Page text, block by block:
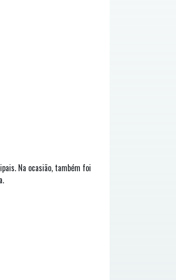
Na ocasião, também foi